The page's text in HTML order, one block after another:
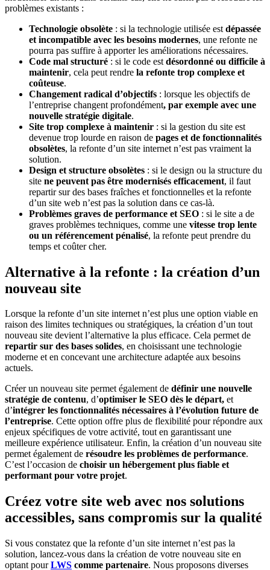
problèmes existants :
Technologie obsolète : si la technologie utilisée est dépassée
et incompatible avec les besoins modernes, une refonte ne
pourra pas suffire à apporter les améliorations nécessaires.
Code mal structuré : si le code est désordonné ou difficile à
maintenir, cela peut rendre la refonte trop complexe et
coûteuse.
Changement radical d’objectifs : lorsque les objectifs de
l’entreprise changent profondément, par exemple avec une
nouvelle stratégie digitale.
Site trop complexe à maintenir : si la gestion du site est
devenue trop lourde en raison de pages et de fonctionnalités
obsolètes, la refonte d’un site internet n’est pas vraiment la
solution.
Design et structure obsolètes : si le design ou la structure du
site ne peuvent pas être modernisés efficacement, il faut
repartir sur des bases fraîches et fonctionnelles et la refonte
d’un site web n’est pas la solution dans ce cas-là.
Problèmes graves de performance et SEO : si le site a de
graves problèmes techniques, comme une vitesse trop lente
ou un référencement pénalisé, la refonte peut prendre du
temps et coûter cher.
Alternative à la refonte : la création d’un
nouveau site
Lorsque la refonte d’un site internet n’est plus une option viable en
raison des limites techniques ou stratégiques, la création d’un tout
nouveau site devient l’alternative la plus efficace. Cela permet de
repartir sur des bases solides, en choisissant une technologie
moderne et en concevant une architecture adaptée aux besoins
actuels.
Créer un nouveau site permet également de définir une nouvelle
stratégie de contenu, d’optimiser le SEO dès le départ, et
d’intégrer les fonctionnalités nécessaires à l’évolution future de
l’entreprise. Cette option offre plus de flexibilité pour répondre aux
enjeux spécifiques de votre activité, tout en garantissant une
meilleure expérience utilisateur. Enfin, la création d’un nouveau site
permet également de résoudre les problèmes de performance.
C’est l’occasion de choisir un hébergement plus fiable et
performant pour votre projet.
Créez votre site web avec nos solutions
accessibles, sans compromis sur la qualité
Si vous constatez que la refonte d’un site internet n’est pas la
solution, lancez-vous dans la création de votre nouveau site en
optant pourLWS comme partenaire. Nous proposons diverses